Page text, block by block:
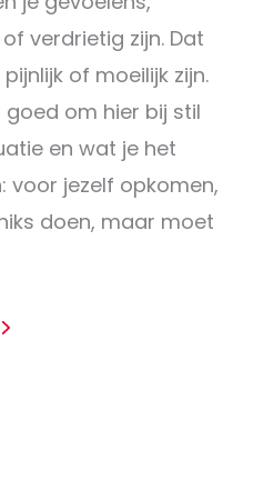
verdrietig zijn. Dat
of moeilijk zijn.
om hier bij stil
en wat je het
voor jezelf opkomen,
doen, maar moet